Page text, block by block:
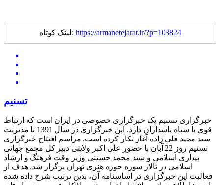
لینک کوتاه: https://armanetejarat.ir/?p=103824
تسنیم
خبرگزاری تسنیم یک خبرگزاری خصوصی در ایران است که ارتباط
قوی با سپاه پاسداران دارد. این خبرگزاری در سال 1391 با مدیریت
سید مجید قلی زاده آغاز بکار کرده است. مراسم افتتاح خبرگزاری
تسنیم روز 22 آبان با حضور علی اکبر ولایتی دبیر کل مجمع جهانی
بیداری اسلامی و سید محمد حسینی وزیر وقت فرهنگ و ارشاد
اسلامی در تالار سوره حوزه هنری تهران برگزار شد. هدف از
فعالیت این خبرگزاری در اساسنامه آن، بدین ترتیب شرح داده شده